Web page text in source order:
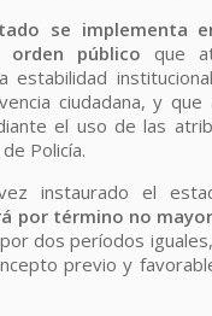
se implementa
orden público que
estabilidad
ciudadana, y
el uso de las
Policía.
instaurado el
por término no
dos períodos
previo y